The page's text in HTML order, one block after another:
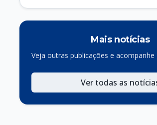
sólidos e
Mais notícias
Veja outras publicações e acompanhe
Ver todas as